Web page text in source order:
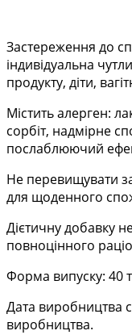
Застереження до
індивідуальна
продукту, діти,
Містить алерген:
сорбіт, надмірне
послаблюючий
Не перевищувати
для щоденного
Дієтичну добавку
повноцінного
Форма випуску: 40
Дата виробництва
виробництва.